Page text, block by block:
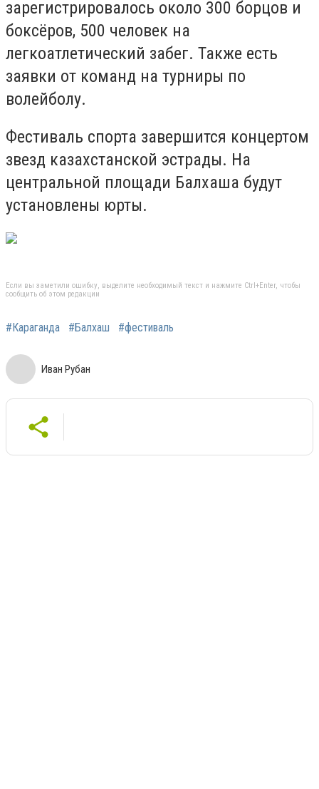
зарегистрировалось около 300 борцов и
боксёров, 500 человек на
легкоатлетический забег. Также есть
заявки от команд на турниры по
волейболу.
Фестиваль спорта завершится концертом
звезд казахстанской эстрады. На
центральной площади Балхаша будут
установлены юрты.
Если вы заметили ошибку, выделите необходимый текст и нажмите Ctrl+Enter, чтобы
сообщить об этом редакции
#Караганда #Балхаш #фестиваль
Иван Рубан